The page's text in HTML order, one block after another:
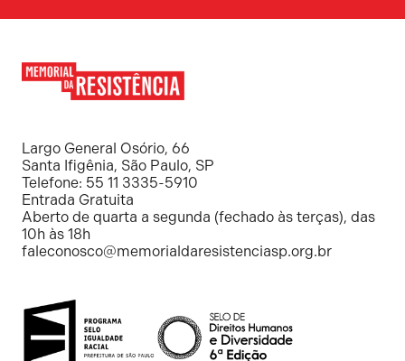
Resistência
Largo General Osório, 66
Santa Ifigênia, São Paulo, SP
Telefone: 55 11 3335-5910
Entrada Gratuita
Aberto de quarta a segunda (fechado às terças), das
10h às 18h
faleconosco@memorialdaresistenciasp.org.br